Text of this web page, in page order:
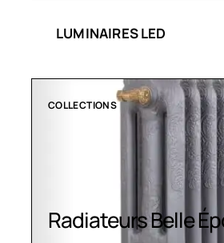
LUMINAIRES LED
COLLECTIONS
Radiateurs Belle